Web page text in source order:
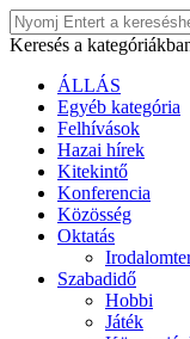
Keresés a
ÁLLÁS
Egyéb kategória
Felhívások
Hazai hírek
Kitekintő
Konferencia
Közösség
Oktatás
Szabadidő
Hobbi
Játék